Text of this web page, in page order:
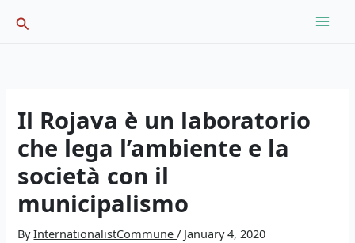
Search
Il Rojava è un laboratorio
che lega l’ambiente e la
società con il
municipalismo
ByInternationalistCommune/ January 4, 2020